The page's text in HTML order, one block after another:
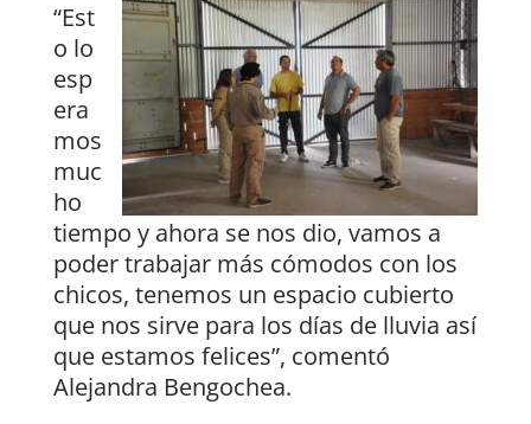
“Est
o lo
esp
era
mos
muc
ho
tiempo y ahora se nos dio, vamos a
poder trabajar más cómodos con los
chicos, tenemos un espacio cubierto
que nos sirve para los días de lluvia así
que estamos felices”, comentó
Alejandra Bengochea.